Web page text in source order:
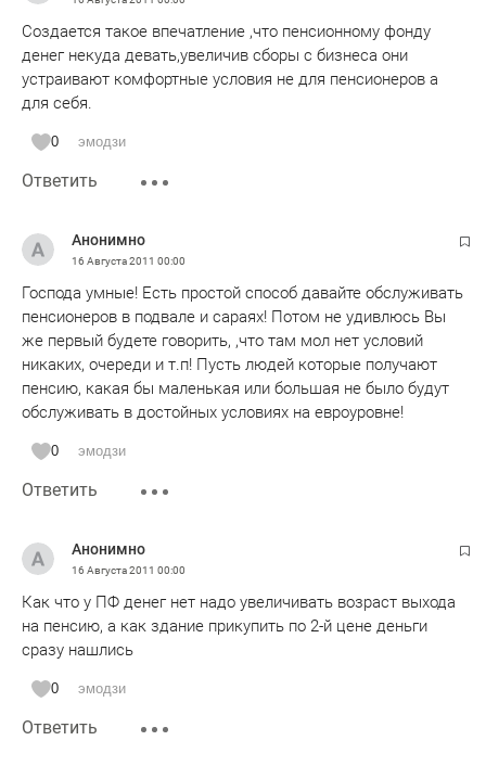
Создается такое впечатление ,что пенсионному фонду
денег некуда девать,увеличив сборы с бизнеса они
устраивают комфортные условия не для пенсионеров а
для себя.
0 эмодзи
Ответить
Анонимно
16 Августа 2011 00:00
Господа умные! Есть простой способ давайте обслуживать
пенсионеров в подвале и сараях! Потом не удивлюсь Вы
же первый будете говорить, ,что там мол нет условий
никаких, очереди и т.п! Пусть людей которые получают
пенсию, какая бы маленькая или большая не было будут
обслуживать в достойных условиях на евроуровне!
0 эмодзи
Ответить
Анонимно
16 Августа 2011 00:00
Как что у ПФ денег нет надо увеличивать возраст выхода
на пенсию, а как здание прикупить по 2-й цене деньги
сразу нашлись
0 эмодзи
Ответить